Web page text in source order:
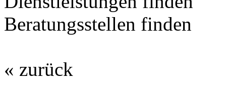
Beratungsstellen finden
« zurück